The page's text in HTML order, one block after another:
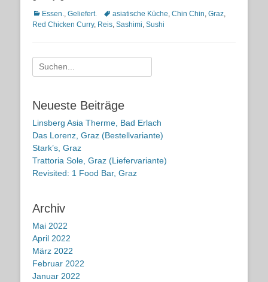
Kategorien
Essen., Geliefert. Schlagworte
asiatische Küche, Chin Chin, Graz,
Red Chicken Curry, Reis, Sashimi, Sushi
Suche
nach:
Neueste Beiträge
Linsberg Asia Therme, Bad Erlach
Das Lorenz, Graz (Bestellvariante)
Stark’s, Graz
Trattoria Sole, Graz (Liefervariante)
Revisited: 1 Food Bar, Graz
Archiv
Mai 2022
April 2022
März 2022
Februar 2022
Januar 2022